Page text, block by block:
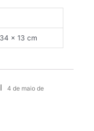
× 13 cm
4 de maio de